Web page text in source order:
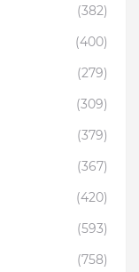
(382)
(400)
(279)
(309)
(379)
(367)
(420)
(593)
(758)